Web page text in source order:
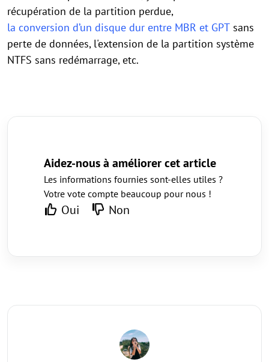
récupération de la partition perdue,
la conversion d’un disque dur entre MBR et GPT sans
perte de données, l'extension de la partition système
NTFS sans redémarrage, etc.
Aidez-nous à améliorer cet article
Les informations fournies sont-elles utiles ?
Votre vote compte beaucoup pour nous !
Oui Non